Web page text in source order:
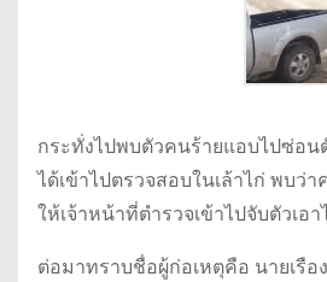
กระทั่งไปพบตัวคนร้ายแอบไปซ่อ
ได้เข้าไปตรวจสอบในเล้าไก่ พบ
ให้เจ้าหน้าที่ตำรวจเข้าไปจับตัวเอ
ต่อมาทราบชื่อผู้ก่อเหตุคือ นายเรื